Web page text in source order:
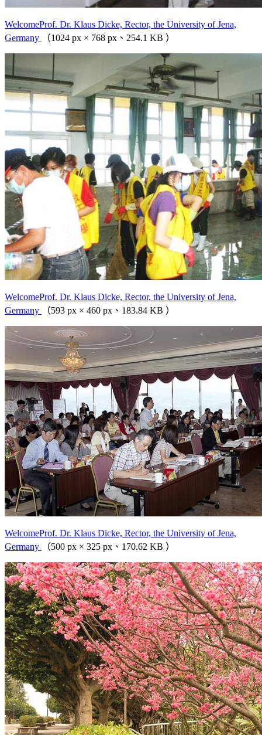
WelcomeProf. Dr. Klaus Dicke, Rector, the University of Jena,
Germany
（1024 px × 768 px、254.1 KB ）
WelcomeProf. Dr. Klaus Dicke, Rector, the University of Jena,
Germany
（593 px × 460 px、183.84 KB ）
WelcomeProf. Dr. Klaus Dicke, Rector, the University of Jena,
Germany
（500 px × 325 px、170.62 KB ）